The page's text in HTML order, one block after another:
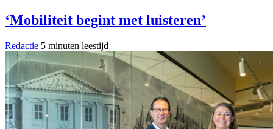
‘Mobiliteit begint met luisteren’
Redactie 5 minuten leestijd